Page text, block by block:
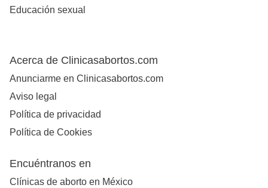
Educación sexual
Acerca de Clinicasabortos.com
Anunciarme en Clinicasabortos.com
Aviso legal
Política de privacidad
Política de Cookies
Encuéntranos en
Clínicas de aborto en México